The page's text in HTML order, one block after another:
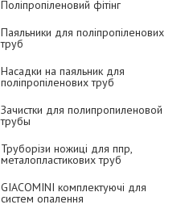
Поліпропіленовий фітінг
Паяльники для поліпропіленових
труб
Насадки на паяльник для
поліпропіленових труб
Зачистки для полипропиленовой
трубы
Труборізи ножиці для ппр,
металопластикових труб
GIACOMINI комплектуючі для
систем опалення